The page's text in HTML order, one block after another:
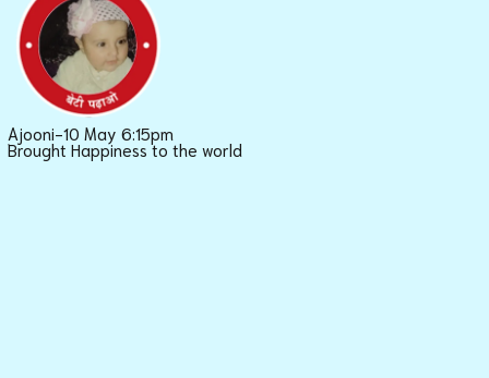
Ajooni-10 May 6:15pm
Brought Happiness to the world